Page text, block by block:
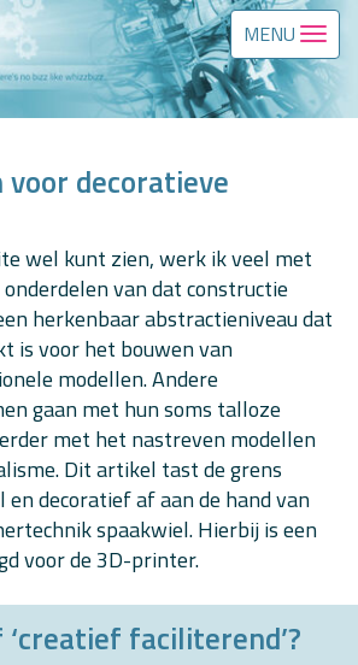
MENU
decoratieve
wel kunt zien, werk ik veel met
van dat constructie
herkenbaar abstractieniveau dat
is voor het bouwen van
modellen. Andere
gaan met hun soms talloze
met het nastreven modellen
Dit artikel tast de grens
decoratief af aan de hand van
spaakwiel. Hierbij is een
voor de 3D-printer.
faciliterend’?